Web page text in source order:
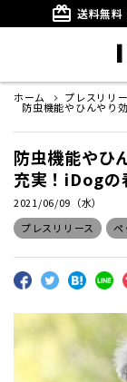
card_giftcard 送料無料
ホーム プレスリリ
防虫機能やひんやり
防虫機能やひ
充実！iDogの
2021/06/09（水）
プレスリリース
ペ